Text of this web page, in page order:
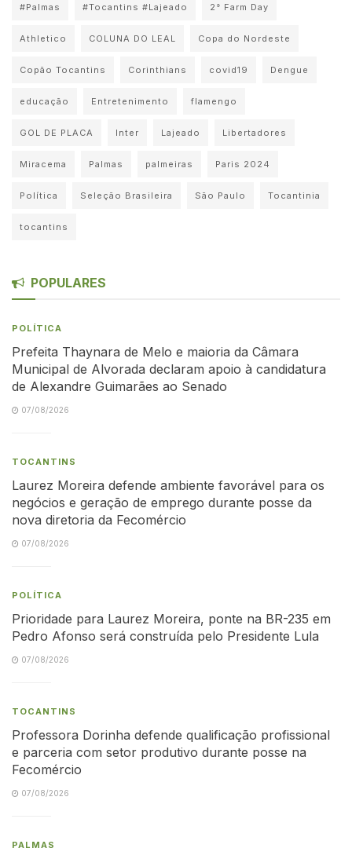
#Palmas #Tocantins #Lajeado 2° Farm Day
Athletico COLUNA DO LEAL Copa do Nordeste
Copão Tocantins Corinthians covid19 Dengue
educação Entretenimento flamengo
GOL DE PLACA Inter Lajeado Libertadores
Miracema Palmas palmeiras Paris 2024
Política Seleção Brasileira São Paulo Tocantinia
tocantins
POPULARES
POLÍTICA
Prefeita Thaynara de Melo e maioria da Câmara
Municipal de Alvorada declaram apoio à candidatura
de Alexandre Guimarães ao Senado
07/08/2026
TOCANTINS
Laurez Moreira defende ambiente favorável para os
negócios e geração de emprego durante posse da
nova diretoria da Fecomércio
07/08/2026
POLÍTICA
Prioridade para Laurez Moreira, ponte na BR-235 em
Pedro Afonso será construída pelo Presidente Lula
07/08/2026
TOCANTINS
Professora Dorinha defende qualificação profissional
e parceria com setor produtivo durante posse na
Fecomércio
07/08/2026
PALMAS